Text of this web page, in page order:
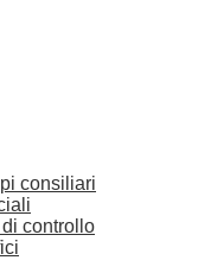
consiliari
controllo